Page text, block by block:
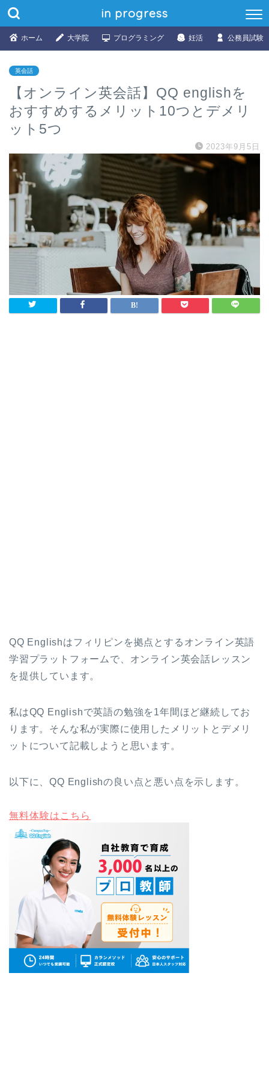
in progress
ホーム 大学院 プログラミング 妊活 公務員試験
英会話
【オンライン英会話】QQ englishを
おすすめするメリット10つとデメリ
ット5つ
2023年9月5日
QQ Englishはフィリピンを拠点とするオンライン英語
学習プラットフォームで、オンライン英会話レッスン
を提供しています。
私はQQ Englishで英語の勉強を1年間ほど継続してお
ります。そんな私が実際に使用したメリットとデメリ
ットについて記載しようと思います。
以下に、QQ Englishの良い点と悪い点を示します。
無料体験はこちら